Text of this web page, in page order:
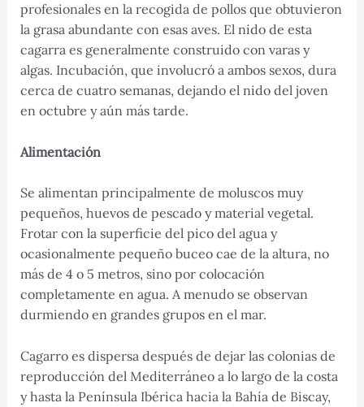
profesionales en la recogida de pollos que obtuvieron
la grasa abundante con esas aves. El nido de esta
cagarra es generalmente construido con varas y
algas. Incubación, que involucró a ambos sexos, dura
cerca de cuatro semanas, dejando el nido del joven
en octubre y aún más tarde.
Alimentación
Se alimentan principalmente de moluscos muy
pequeños, huevos de pescado y material vegetal.
Frotar con la superficie del pico del agua y
ocasionalmente pequeño buceo cae de la altura, no
más de 4 o 5 metros, sino por colocación
completamente en agua. A menudo se observan
durmiendo en grandes grupos en el mar.
Cagarro es dispersa después de dejar las colonias de
reproducción del Mediterráneo a lo largo de la costa
y hasta la Península Ibérica hacia la Bahía de Biscay,